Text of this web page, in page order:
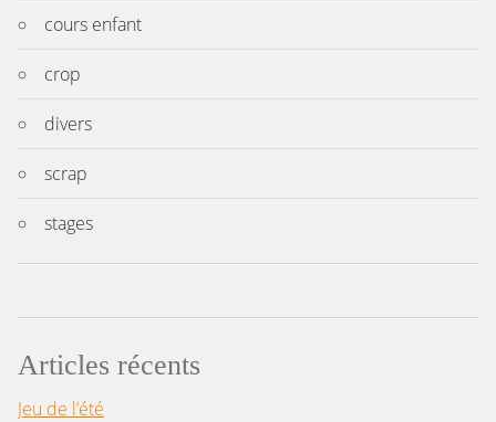
cours enfant
crop
divers
scrap
stages
Articles récents
Jeu de l’été